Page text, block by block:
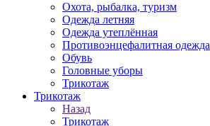
Охота, рыбалка, туризм
Одежда летняя
Одежда утеплённая
Противоэнцефалитная одежда
Обувь
Головные уборы
Трикотаж
Трикотаж
Назад
Трикотаж